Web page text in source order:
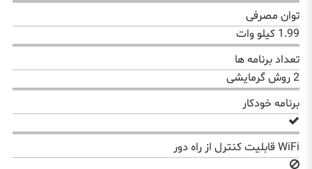
توان مصرفی
1.99 کیلو وات
تعداد برنامه ها
2 روش گرمایشی
برنامه خودکار
WiFi قابلیت کنترل از راه دور